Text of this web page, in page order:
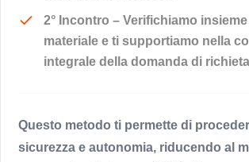
2° Incontro – Verifichiamo insieme
materiale e ti supportiamo nella
integrale della domanda di
Questo metodo ti permette di
sicurezza e autonomia, riducendo al